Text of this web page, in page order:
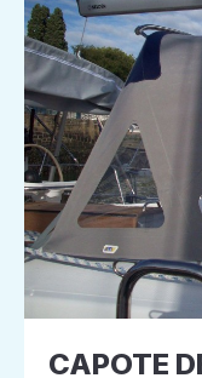
CAPOTE